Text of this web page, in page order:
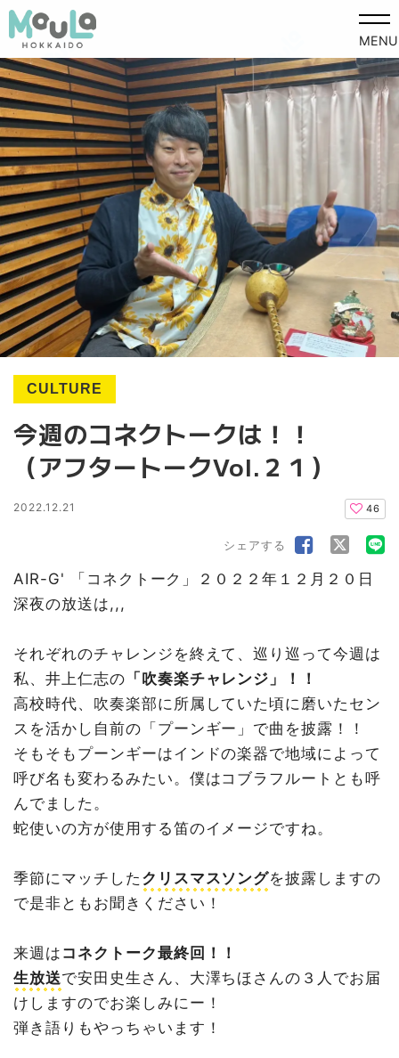
MENU
CULTURE
今週のコネクトークは！！
（アフタートークVol.２１）
2022.12.21 46
シェアする
AIR-G' 「コネクトーク」２０２２年１２月２０日
深夜の放送は,,,
それぞれのチャレンジを終えて、巡り巡って今週は
私、井上仁志の 「吹奏楽チャレンジ」！！
高校時代、吹奏楽部に所属していた頃に磨いたセン
スを活かし自前の「プーンギー」で曲を披露！！
そもそもプーンギーはインドの楽器で地域によって
呼び名も変わるみたい。僕はコブラフルートとも呼
んでました。
蛇使いの方が使用する笛のイメージですね。
季節にマッチした クリスマスソングを披露しますの
で是非ともお聞きください！
来週は コネクトーク最終回！！
生放送で安田史生さん、大澤ちほさんの３人でお届
けしますのでお楽しみにー！
弾き語りもやっちゃいます！